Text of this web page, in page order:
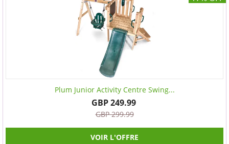
Plum Junior Activity Centre Swing...
GBP 249.99
GBP 299.99
VOIR L'OFFRE